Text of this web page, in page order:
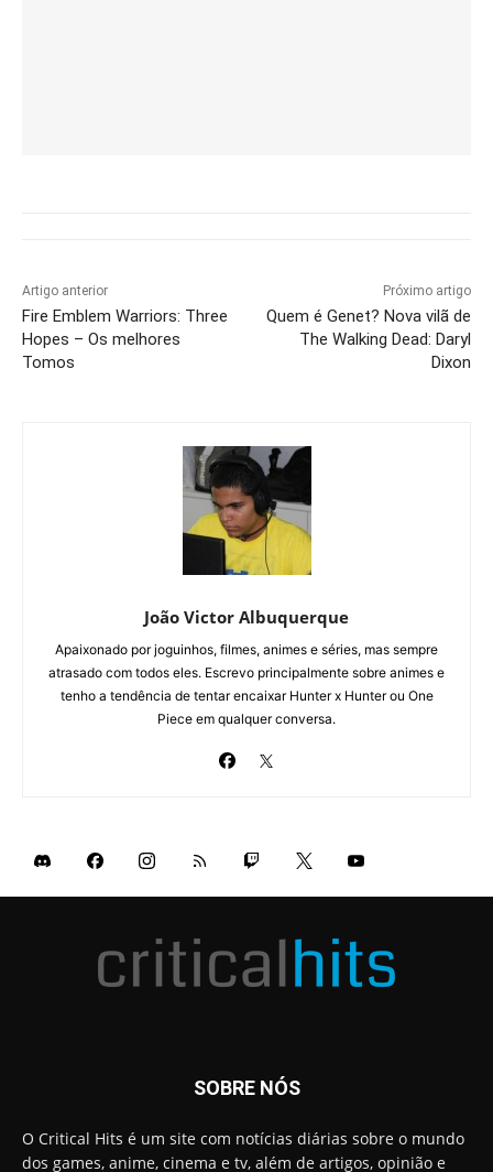
Artigo anterior
Fire Emblem Warriors: Three
Hopes – Os melhores
Tomos
Próximo artigo
Quem é Genet? Nova vilã de
The Walking Dead: Daryl
Dixon
João Victor Albuquerque
Apaixonado por joguinhos, filmes, animes e séries, mas sempre
atrasado com todos eles. Escrevo principalmente sobre animes e
tenho a tendência de tentar encaixar Hunter x Hunter ou One
Piece em qualquer conversa.
SOBRE NÓS
O Critical Hits é um site com notícias diárias sobre o mundo
dos games, anime, cinema e tv, além de artigos, opinião e